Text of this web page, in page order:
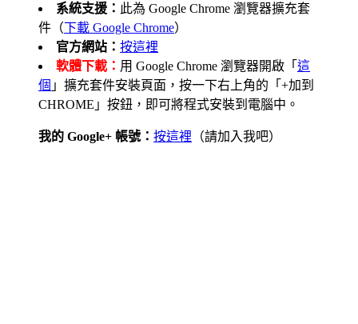
系統支援： 此為 Google Chrome 瀏覽器擴充套
件（下載 Google Chrome）
官方網站： 按這裡
軟體下載： 用 Google Chrome 瀏覽器開啟「 這
個 」擴充套件安裝頁面，按一下右上角的「+加到
CHROME」按鈕，即可將程式安裝到電腦中。
我的 Google+ 帳號： 按這裡 （請加入我吧）